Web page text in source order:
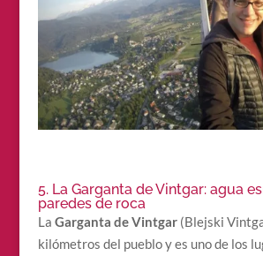
5. La Garganta de Vintgar: agua
paredes de roca
La Garganta de Vintgar(Blejski
kilómetros del pueblo y es uno de los